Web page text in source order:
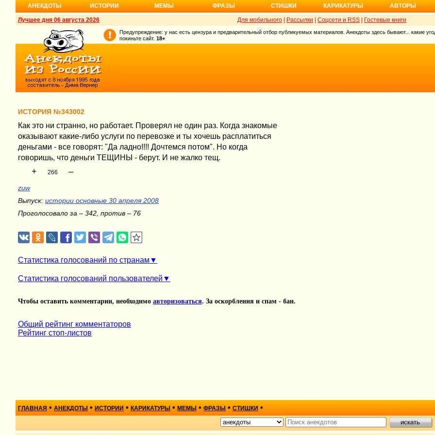
АНЕКДОТЫ ИСТОРИИ МЕМЫ ФРАЗЫ СТИШКИ КАРИКАТУРЫ АВТОРЫ
Лучшее дня 06 августа 2026 Для мобильного Рассылки Соцсети и RSS Гостевые книги
Предупреждение: у нас есть цензура и предварительный отбор публикуемых материалов. Анекдоты здесь бывают... какие
покиньте сайт. 18+
ИСТОРИЯ №343002
Как это ни странно, но работает. Проверял не один раз. Когда знакомые
оказывают какие-либо услуги по перевозке и ты хочешь расплатиться
деньгами - все говорят: "Да ладно!!!! Дочтемся потом". Но когда
говоришь, что деньги ТЕЩИНЫ - берут. И не жалко тещ.
+ 266 –
zuw
Выпуск: истории основные 30 апреля 2008
Проголосовало за – 342, против – 76
Статистика голосований по странам
Статистика голосований пользователей
Чтобы оставить комментарии, необходимо авторизоваться. За оскорбления и спам - бан.
Общий рейтинг комментаторов
Рейтинг стоп-листов
ГЛАВНАЯ • АНЕКДОТЫ • ИСТОРИИ • КАРИКАТУРЫ • МЕМЫ • ФРАЗЫ • СТИШКИ •